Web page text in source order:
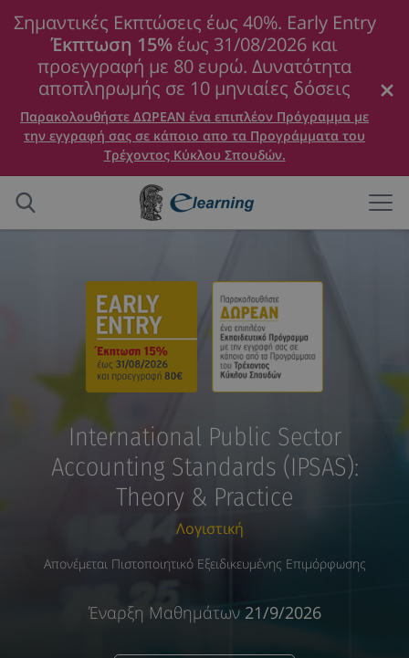
Σημαντικές Εκπτώσεις έως 40%. Early Entry
Έκπτωση 15% έως 31/08/2026 και
προεγγραφή με 80 ευρώ. Δυνατότητα
αποπληρωμής σε 10 μηνιαίες δόσεις
Παρακολουθήστε ΔΩΡΕΑΝ ένα επιπλέον Πρόγραμμα με
την εγγραφή σας σε κάποιο απο τα Προγράμματα του
Τρέχοντος Κύκλου Σπουδών.
International Public Sector
Accounting Standards (IPSAS):
Theory & Practice
Λογιστική
Απονέμεται Πιστοποιητικό Εξειδικευμένης Επιμόρφωσης
Έναρξη Μαθημάτων 21/9/2026